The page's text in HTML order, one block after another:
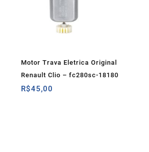
Motor Trava Eletrica Original
Renault Clio – fc280sc-18180
R$45,00